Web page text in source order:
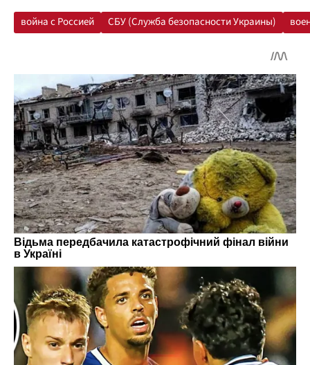
война с Россией СБУ (Служба безопасности Украины)